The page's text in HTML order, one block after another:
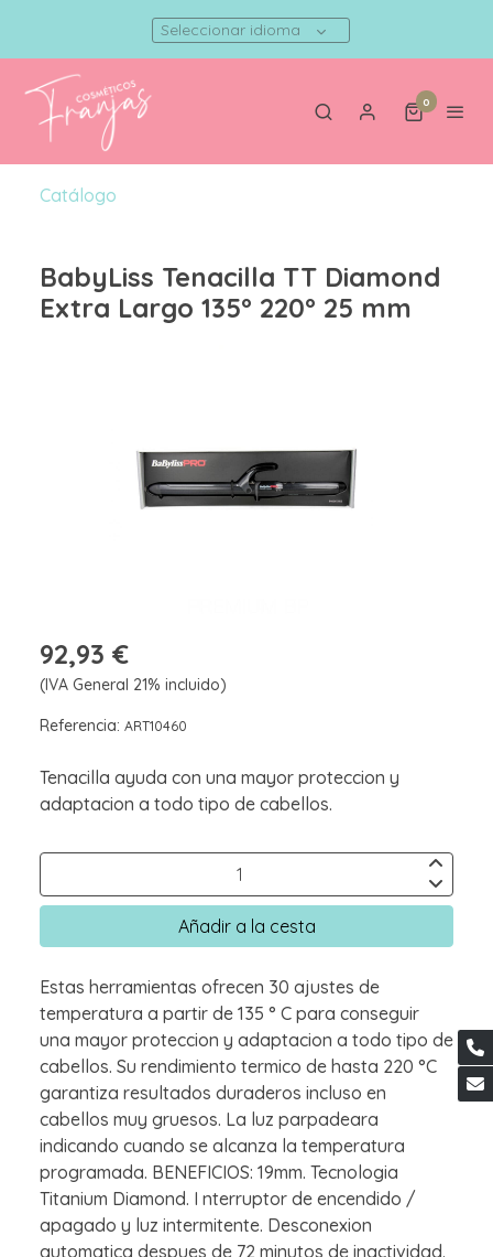
Seleccionar idioma
0
Catálogo
BabyLiss Tenacilla TT Diamond
Extra Largo 135º 220º 25 mm
92,93 €
(IVA General 21% incluido)
Referencia: ART10460
Tenacilla ayuda con una mayor proteccion y
adaptacion a todo tipo de cabellos.
Añadir a la cesta
Estas herramientas ofrecen 30 ajustes de
temperatura a partir de 135 ° C para conseguir
una mayor proteccion y adaptacion a todo tipo de
cabellos. Su rendimiento termico de hasta 220 °C
garantiza resultados duraderos incluso en
cabellos muy gruesos. La luz parpadeara
indicando cuando se alcanza la temperatura
programada. BENEFICIOS: 19mm. Tecnologia
Titanium Diamond. I nterruptor de encendido /
apagado y luz intermitente. Desconexion
automatica despues de 72 minutos de inactividad.